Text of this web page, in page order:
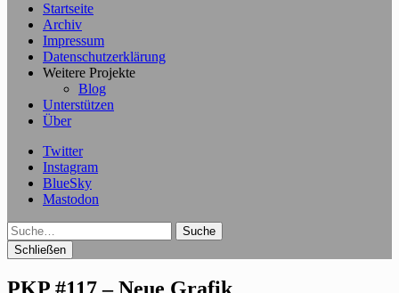
Startseite
Archiv
Impressum
Datenschutzerklärung
Weitere Projekte
Blog
Unterstützen
Über
Twitter
Instagram
BlueSky
Mastodon
Suche
Schließen